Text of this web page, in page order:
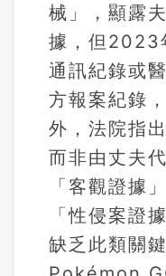
械」，顯露
據，但2023
通訊紀錄或
方報案紀錄
外，法院指
而非由丈夫
「客觀證據
「性侵案證
缺乏此類關